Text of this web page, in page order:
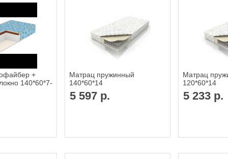
+
140*60*7-
Матрац пружинный
140*60*14
5 597 р.
Матрац
120*60*14
5 233 р.